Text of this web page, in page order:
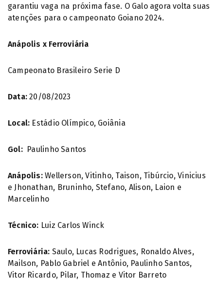
garantiu vaga na próxima fase. O Galo agora volta suas
atenções para o campeonato Goiano 2024.
Anápolis x Ferroviária
Campeonato Brasileiro Serie D
Data: 20/08/2023
Local: Estádio Olímpico, Goiânia
Gol:Paulinho Santos
Anápolis:Wellerson, Vitinho, Taison, Tibúrcio, Vinicius
e Jhonathan, Bruninho, Stefano, Alison, Laion e
Marcelinho
Técnico: Luiz Carlos Winck
Ferroviária: Saulo, Lucas Rodrigues, Ronaldo Alves,
Mailson, Pablo Gabriel e Antônio, Paulinho Santos,
Vitor Ricardo, Pilar, Thomaz e Vitor Barreto